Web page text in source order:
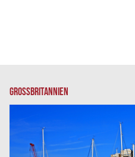
GROSSBRITANNIEN